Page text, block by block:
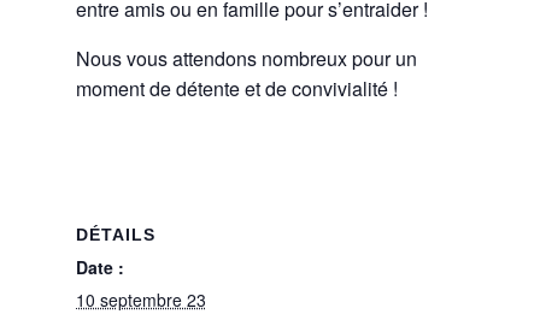
entre amis ou en famille pour s’entraider !
Nous vous attendons nombreux pour un
moment de détente et de convivialité !
DÉTAILS
Date :
10 septembre 23